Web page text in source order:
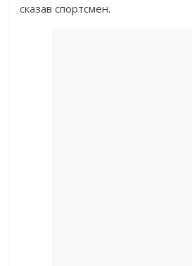
сказав спортсмен.